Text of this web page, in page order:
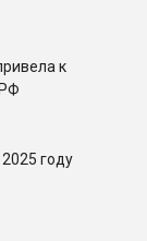
к
году